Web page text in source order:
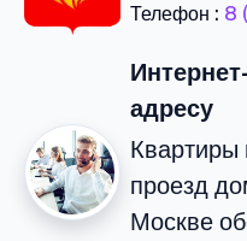
Телефон : 8
адресу
Квартиры
проезд
Москве